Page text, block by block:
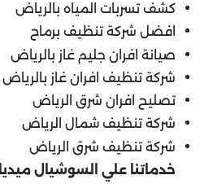
كشف تسربات المياه بالرياض
افضل شركة تنظيف برماح
صيانة افران جليم غاز بالرياض
شركة تنظيف افران غاز بالرياض
تصليح افران شرق الرياض
شركة تنظيف شمال الرياض
شركة تنظيف شرق الرياض
خدماتنا علي السوشيال ميديا